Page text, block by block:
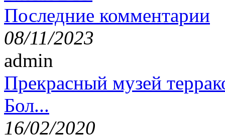
Последние комментарии
08/11/2023
admin
Прекрасный музей
Бол...
16/02/2020